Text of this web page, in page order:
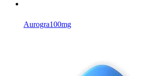
Aurogra100mg